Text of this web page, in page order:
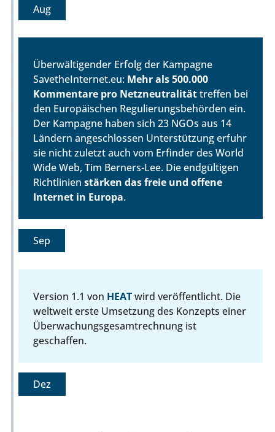
Aug
Überwältigender Erfolg der Kampagne
SavetheInternet.eu: Mehr als 500.000
Kommentare pro Netzneutralitättreffen bei
den Europäischen Regulierungsbehörden ein.
Der Kampagne haben sich 23 NGOs aus 14
Ländern angeschlossen Unterstützung erfuhr
sie nicht zuletzt auch vom Erfinder des World
Wide Web, Tim Berners-Lee. Die endgültigen
Richtlinien stärken das freie und offene
Internet in Europa.
Sep
Version 1.1 von HEATwird veröffentlicht. Die
weltweit erste Umsetzung des Konzepts einer
Überwachungsgesamtrechnung ist
geschaffen.
Dez